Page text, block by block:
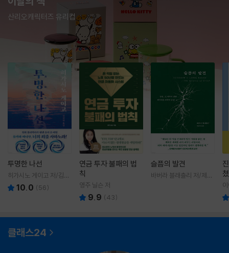
산리오캐릭터즈 유리컵
투명한 나선
히가시노 게이고 저/김선
영 역10.0 (56)
연금 투자 불패의 법
칙
영주 닐슨 저
9.9 (43)
슬픔의 발견
바버라 블래츨리 저/제효
클래스24